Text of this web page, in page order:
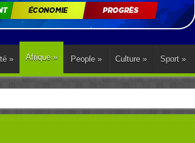
» Afrique » People » Culture » Sport »